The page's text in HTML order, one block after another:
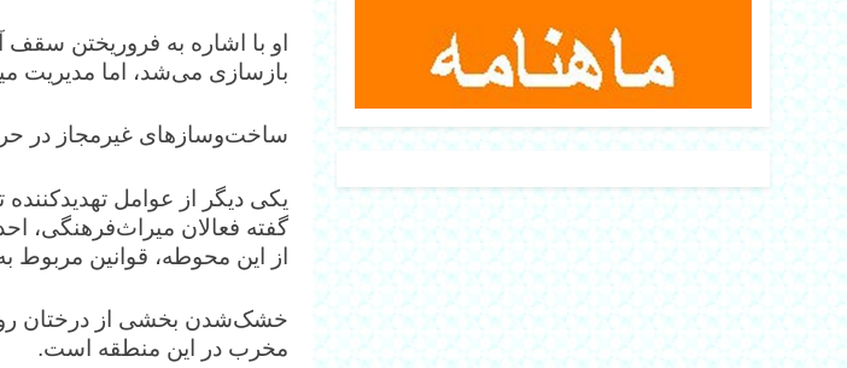
او با اشاره به فروریختن سقف
بازسازی می‌شد، اما مدیریت
ساخت‌وسازهای غیرمجاز در
یکی دیگر از عوامل
از این محوطه، قوانین
خشک‌شدن بخشی از درختان
مخرب در این منطقه است.